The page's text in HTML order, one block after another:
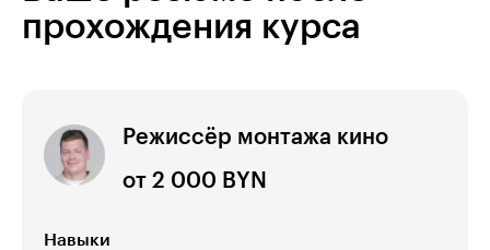
прохождения курса
Режиссёр монтажа кино
от 2 000 BYN
Навыки